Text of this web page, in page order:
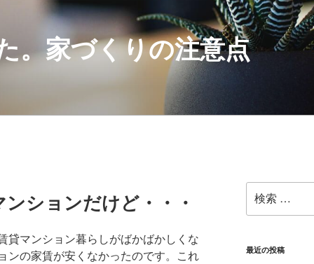
。家づくりの注意点
ションだけど・・・
貸マンション暮らしがばかばかしくな
ンの家賃が安くなかったのです。これ
索:
最近の投稿